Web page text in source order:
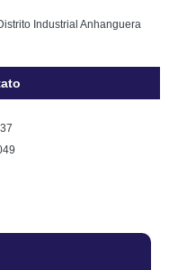
Industrial Anhanguera